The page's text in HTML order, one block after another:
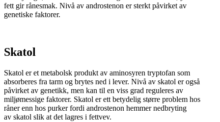
fett gir rånesmak. Nivå av androstenon er sterkt påvirket av
genetiske faktorer.
Skatol
Skatol er et metabolsk produkt av aminosyren tryptofan som
absorberes fra tarm og brytes ned i lever. Nivå av skatol er også
påvirket av genetikk, men kan til en viss grad reguleres av
miljømessige faktorer. Skatol er ett betydelig større problem hos
råner enn hos purker fordi androstenon hemmer nedbryting
av skatol slik at det lagres i fettvev.